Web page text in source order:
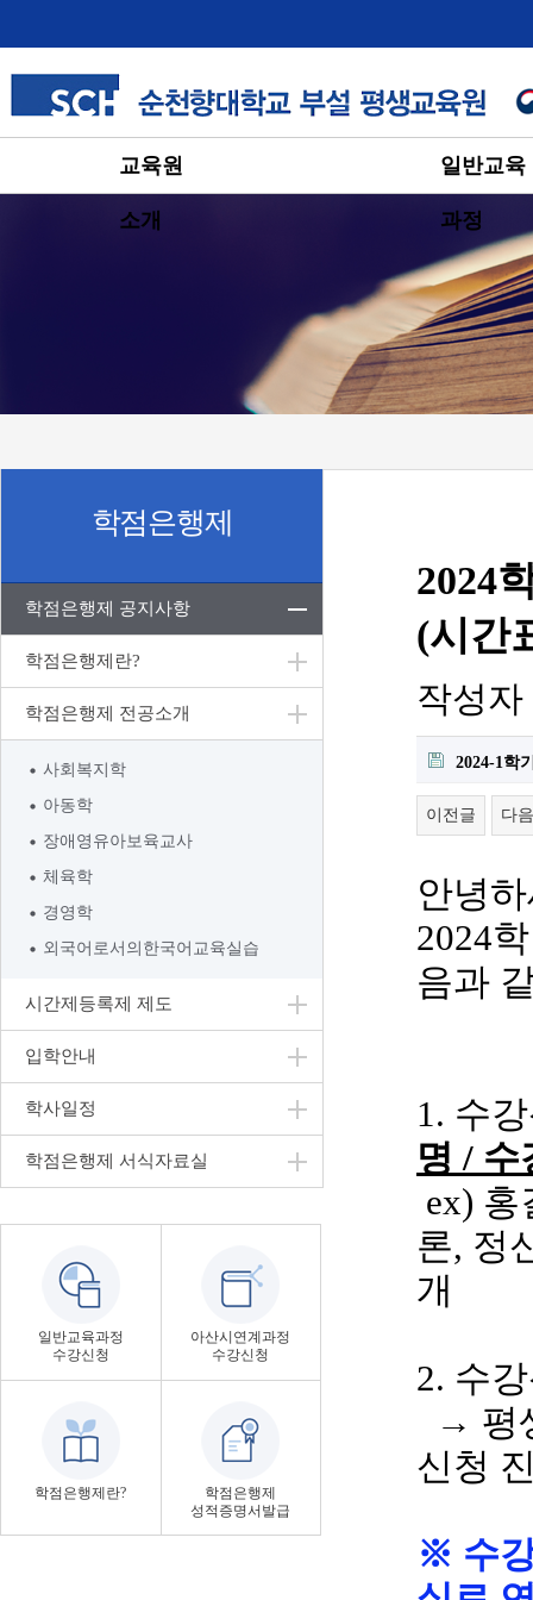
교육원
소개
일반교육
과정
학점은행제
학점은행제 공지사항
학점은행제란?
학점은행제 전공소개
사회복지학
아동학
장애영유아보육교사
체육학
경영학
외국어로서의한국어교육실습
시간제등록제 제도
입학안내
학사일정
학점은행제 서식자료실
일반교육과정
수강신청
아산시연계과정
수강신청
학점은행제란?
학점은행제
성적증명서발급
2024
(시간
작성자
2024-1학
이전글 다
안녕
2024
음과
1. 수
명/
ex) 홍
론, 정
개
2. 수
→ 평
신청
※ 수